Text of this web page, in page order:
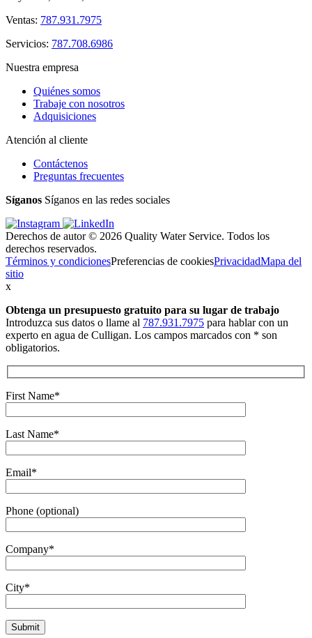
Ventas: 787.931.7975
Servicios: 787.708.6986
Nuestra empresa
Quiénes somos
Trabaje con nosotros
Adquisiciones
Atención al cliente
Contáctenos
Preguntas frecuentes
Síganos Síganos en las redes sociales
Derechos de autor © 2026 Quality Water Service. Todos los
derechos reservados.
Términos y condicionesPreferencias de cookiesPrivacidadMapa del
sitio
x
Obtenga un presupuesto gratuito para su lugar de trabajo
Introduzca sus datos o llame al 787.931.7975 para hablar con un
experto en agua de Culligan. Los campos marcados con * son
obligatorios.
First Name*
Last Name*
Email*
Phone (optional)
Company*
City*